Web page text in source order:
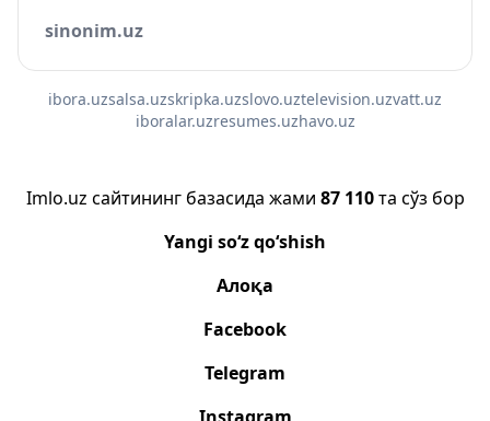
sinonim.uz
ibora.uzsalsa.uzskripka.uzslovo.uztelevision.uzvatt.uz
iboralar.uzresumes.uzhavo.uz
Imlo.uz сайтининг базасида жами 87 110та сўз бор
Yangi so‘z qo‘shish
Алоқа
Facebook
Telegram